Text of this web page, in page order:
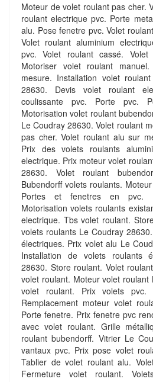
Moteur de volet roulant pas cher.
roulant electrique pvc. Porte
alu. Pose fenetre pvc. Volet
Volet roulant aluminium
pvc. Volet roulant cassé.
Motoriser volet roulant
mesure. Installation volet
28630. Devis volet roulant
coulissante pvc. Porte pvc.
Motorisation volet roulant
Le Coudray 28630. Volet roulant
pas cher. Volet roulant alu sur
Prix des volets roulants
electrique. Prix moteur volet
28630. Volet roulant
Bubendorff volets roulants.
Portes et fenetres en pvc.
Motorisation volets roulants
electrique. Tbs volet roulant.
volets roulants Le Coudray
électriques. Prix volet alu Le
Installation de volets roulants
28630. Store roulant. Volet
volet roulant. Moteur volet roulant
volet roulant. Prix volets
Remplacement moteur volet
Porte fenetre. Prix fenetre pvc
avec volet roulant. Grille
roulant bubendorff. Vitrier Le
vantaux pvc. Prix pose volet
Tablier de volet roulant alu.
Fermeture volet roulant.